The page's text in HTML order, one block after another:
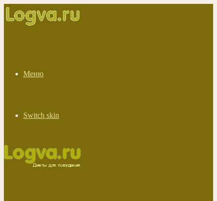
Меню
Switch skin